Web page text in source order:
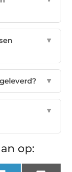
▼
▼
▼
op: